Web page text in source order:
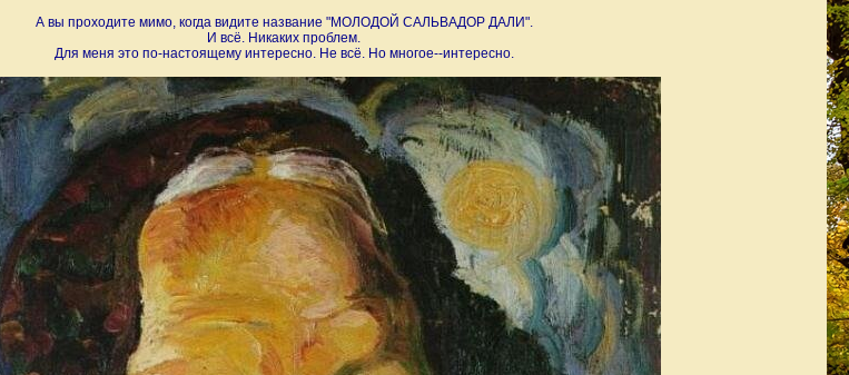
А вы проходите мимо, когда видите название "МОЛОДОЙ САЛЬВАДОР ДАЛИ".
И всё. Никаких проблем.
Для меня это по-настоящему интересно. Не всё. Но многое--интересно.